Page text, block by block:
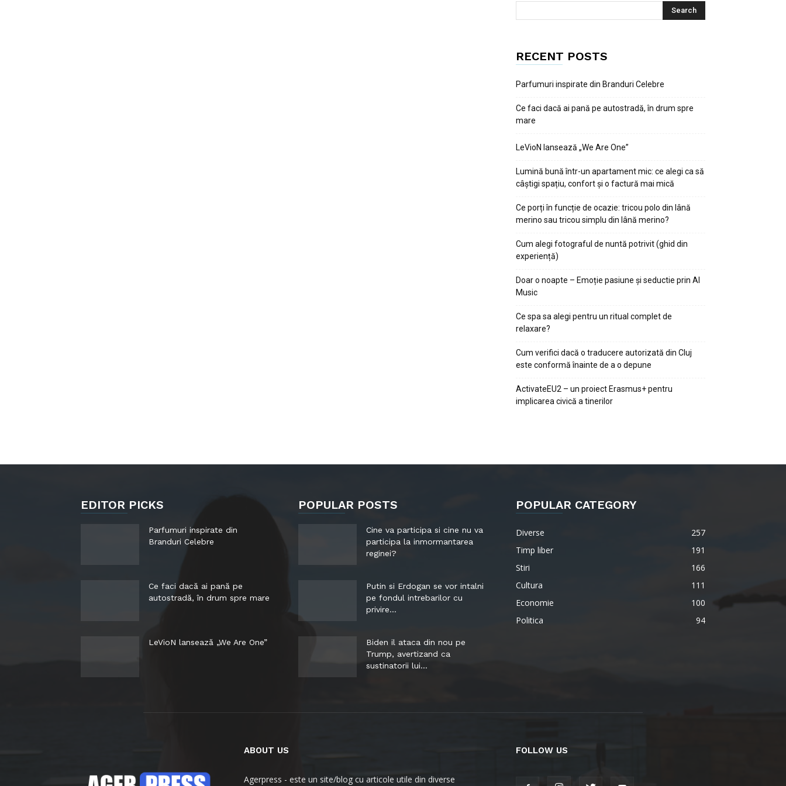
RECENT POSTS
Parfumuri inspirate din Branduri Celebre
Ce faci dacă ai pană pe autostradă, în drum spre
mare
LeVioN lansează „We Are One”
Lumină bună într-un apartament mic: ce alegi ca să
câștigi spațiu, confort și o factură mai mică
Ce porți în funcție de ocazie: tricou polo din lână
merino sau tricou simplu din lână merino?
Cum alegi fotograful de nuntă potrivit (ghid din
experiență)
Doar o noapte – Emoție pasiune și seductie prin AI
Music
Ce spa sa alegi pentru un ritual complet de
relaxare?
Cum verifici dacă o traducere autorizată din Cluj
este conformă înainte de a o depune
ActivateEU2 – un proiect Erasmus+ pentru
implicarea civică a tinerilor
EDITOR PICKS
Parfumuri inspirate din
Branduri Celebre
Ce faci dacă ai pană pe
autostradă, în drum spre mare
LeVioN lansează „We Are One”
POPULAR POSTS
Cine va participa si cine nu va
participa la inmormantarea
reginei?
Putin si Erdogan se vor intalni
pe fondul intrebarilor cu
privire...
Biden il ataca din nou pe
Trump, avertizand ca
sustinatorii lui...
POPULAR CATEGORY
Diverse
257
Timp liber
191
Stiri
166
Cultura
111
Economie
100
Politica
94
ABOUT US
Agerpress - este un site/blog cu articole utile din diverse
FOLLOW US